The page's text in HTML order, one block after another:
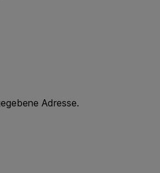
Adresse.